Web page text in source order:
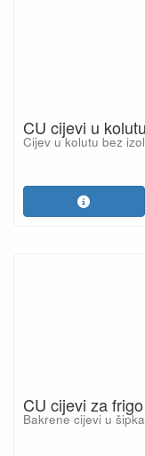
CU cijevi u
Cijev u kolutu bez
CU cijevi za
Bakrene cijevi u